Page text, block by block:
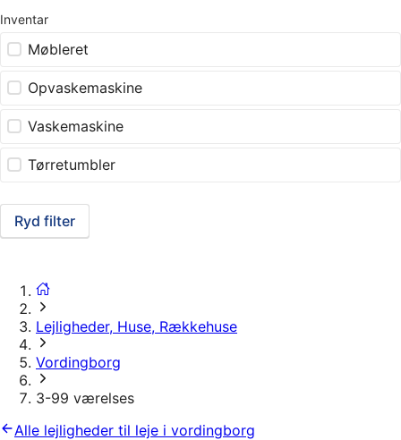
Inventar
Møbleret
Opvaskemaskine
Vaskemaskine
Tørretumbler
Ryd filter
Lejligheder, Huse, Rækkehuse
Vordingborg
3-99 værelses
Alle lejligheder til leje i vordingborg